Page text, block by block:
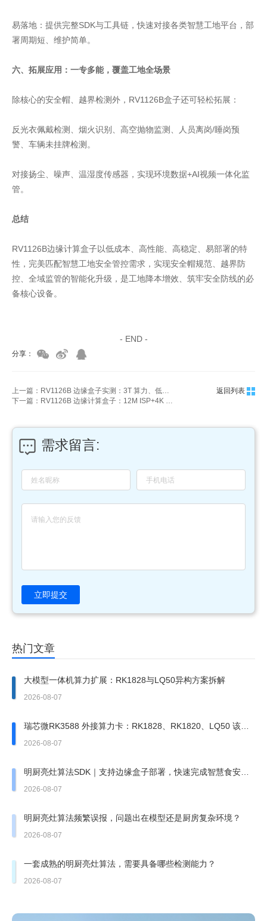
易落地：提供完整SDK与工具链，快速对接各类智慧工地平台，部
署周期短、维护简单。
六、拓展应用：一专多能，覆盖工地全场景
除核心的安全帽、越界检测外，RV1126B盒子还可轻松拓展：
反光衣佩戴检测、烟火识别、高空抛物监测、人员离岗/睡岗预
警、车辆未挂牌检测。
对接扬尘、噪声、温湿度传感器，实现环境数据+AI视频一体化监
管。
总结
RV1126B边缘计算盒子以低成本、高性能、高稳定、易部署的特
性，完美匹配智慧工地安全管控需求，实现安全帽规范、越界防
控、全域监管的智能化升级，是工地降本增效、筑牢安全防线的必
备核心设备。
- END -
分享：
上一篇：RV1126B 边缘盒子实测：3T 算力、低功耗、多接口，一文看懂参数
返回列表
下一篇：RV1126B 边缘计算盒子：12M ISP+4K 编解码，智能视觉一步到位
需求留言:
立即提交
热门文章
大模型一体机算力扩展：RK1828与LQ50异构方案拆解
2026-08-07
瑞芯微RK3588 外接算力卡：RK1828、RK1820、LQ50 该上
哪一张？
2026-08-07
明厨亮灶算法SDK｜支持边缘盒子部署，快速完成智慧食安改
造
2026-08-07
明厨亮灶算法频繁误报，问题出在模型还是厨房复杂环境？
2026-08-07
一套成熟的明厨亮灶算法，需要具备哪些检测能力？
2026-08-07